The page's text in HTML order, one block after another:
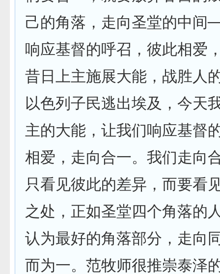
己的角落，走向圣堂的中间
响应基督的呼召，彼此相爱
昔日上主施展大能，战胜人
以色列子民逃出埃及，今天
主的大能，让我们响应基督
相爱，走向合一。我们走向
只看见彼此的差异，而要看
之处，正如圣堂四个角落的
认为最好的角落部分，走向
而为一。范牧师很推崇泰泽